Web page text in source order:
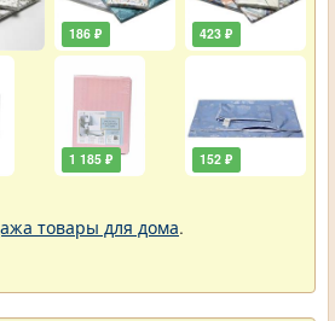
186 ₽
1 185 ₽
423 ₽
152 ₽
товары для дома.